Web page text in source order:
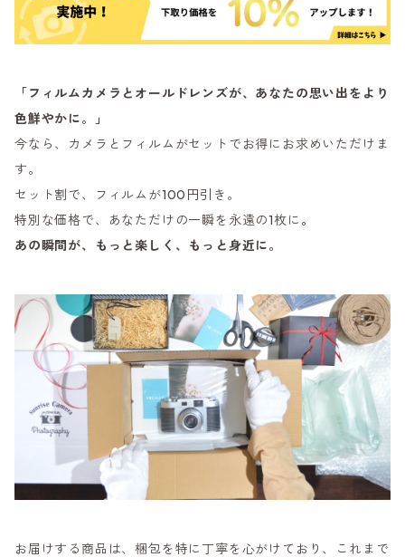
「フィルムカメラとオールドレンズが、あなたの思い出をより
色鮮やかに。」
今なら、カメラとフィルムがセットでお得にお求めいただけま
す。
セット割で、フィルムが100円引き。
特別な価格で、あなただけの一瞬を永遠の1枚に。
あの瞬間が、もっと楽しく、もっと身近に。
お届けする商品は、梱包を特に丁寧を心がけており、これまで